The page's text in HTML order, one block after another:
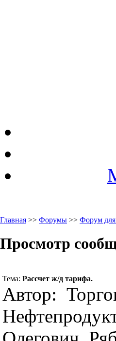
Главная >> Форумы >> Форум для
Просмотр
Тема: Рассчет ж/д тарифа.
Автор: